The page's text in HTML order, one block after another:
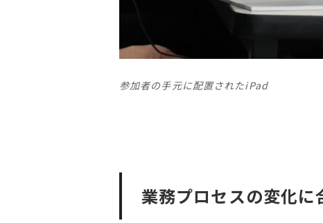
参加者の手元に配置されたiPad
業務プロセスの変化